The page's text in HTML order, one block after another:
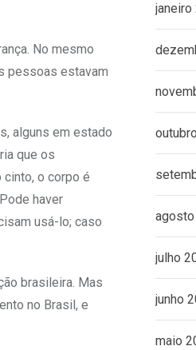
No mesmo
pessoas estavam
alguns em estado
que os
o corpo é
haver
usá-lo; caso
brasileira. Mas
no Brasil, e
janeiro
julho
junho
maio